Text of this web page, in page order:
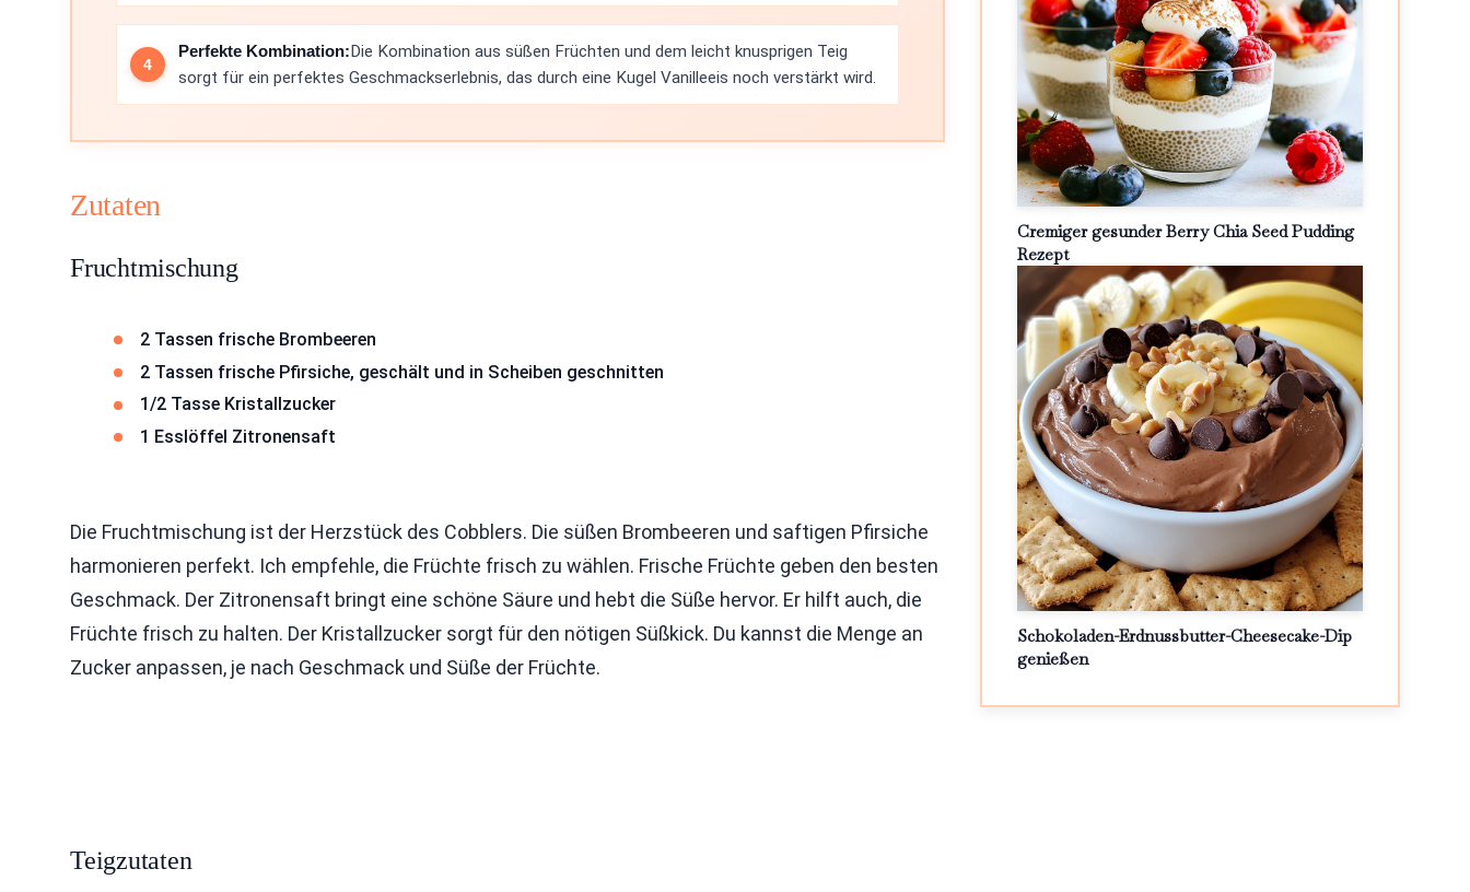
Perfekte Kombination:Die Kombination aus süßen Früchten und dem leicht knusprigen Teig
sorgt für ein perfektes Geschmackserlebnis, das durch eine Kugel Vanilleeis noch verstärkt wird.
Zutaten
Fruchtmischung
2 Tassen frische Brombeeren
2 Tassen frische Pfirsiche, geschält und in Scheiben geschnitten
1/2 Tasse Kristallzucker
1 Esslöffel Zitronensaft
Die Fruchtmischung ist der Herzstück des Cobblers. Die süßen Brombeeren und saftigen Pfirsiche
harmonieren perfekt. Ich empfehle, die Früchte frisch zu wählen. Frische Früchte geben den besten
Geschmack. Der Zitronensaft bringt eine schöne Säure und hebt die Süße hervor. Er hilft auch, die
Früchte frisch zu halten. Der Kristallzucker sorgt für den nötigen Süßkick. Du kannst die Menge an
Zucker anpassen, je nach Geschmack und Süße der Früchte.
Teigzutaten
Cremiger gesunder Berry Chia Seed Pudding
Rezept
Schokoladen-Erdnussbutter-Cheesecake-Dip
genießen